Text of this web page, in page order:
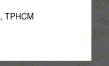
TPHCM